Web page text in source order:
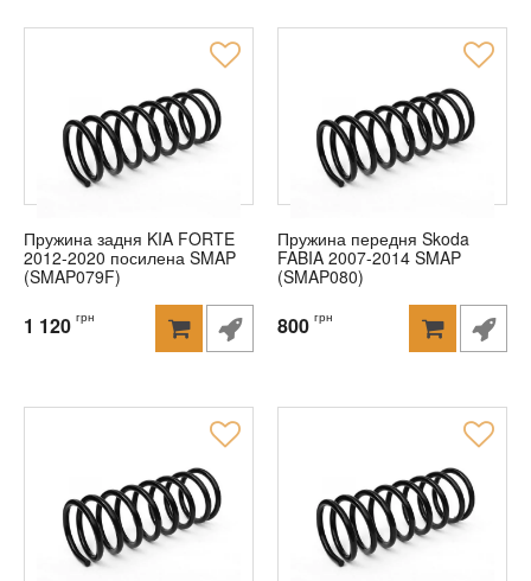
Пружина задня KIA FORTE
2012-2020 посилена SMAP
(SMAP079F)
1 120 грн
Пружина передня Skoda
FABIA 2007-2014 SMAP
(SMAP080)
800 грн